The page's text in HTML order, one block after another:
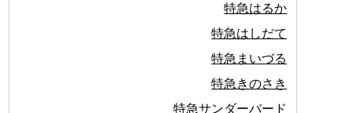
特急はるか
特急はしだて
特急まいづる
特急きのさき
特急サンダーバード